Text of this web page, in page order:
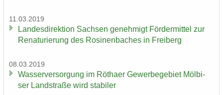
11.03.2019
Lan­des­di­rek­ti­on Sach­sen ge­neh­migt För­der­mit­tel zur
Re­na­tu­rie­rung des Ro­si­nen­ba­ches in Frei­berg
08.03.2019
Was­ser­ver­sor­gung im Rö­tha­er Ge­wer­be­ge­biet Möl­bi­
ser Land­stra­ße wird sta­bi­ler